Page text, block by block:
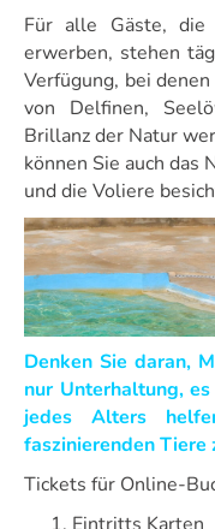
Für alle Gäste,
erwerben, stehen
Verfügung, bei
von Delfinen,
Brillanz der Natur
können Sie auch das
und die Voliere
Denken Sie daran,
nur Unterhaltung,
jedes Alters
faszinierenden Tiere
Tickets für Online-